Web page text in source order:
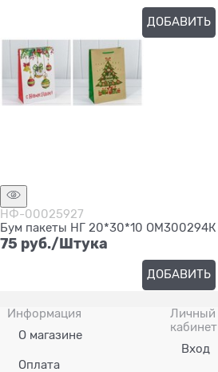
ДОБАВИТЬ
НФ-00025927
Бум пакеты НГ 20*30*10 ОМ300294К
75 руб./Штука
ДОБАВИТЬ
Информация
О магазине
Оплата
Личный
кабинет
Вход